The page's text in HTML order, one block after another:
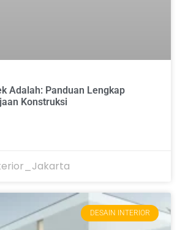
Adalah: Panduan Lengkap
Konstruksi
DESAIN INTERIOR